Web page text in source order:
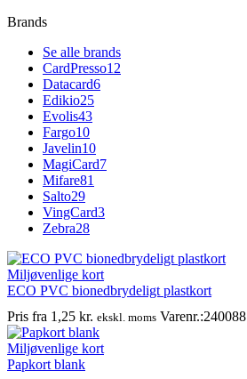
Brands
Se alle brands
CardPresso12
Datacard6
Edikio25
Evolis43
Fargo10
Javelin10
MagiCard7
Mifare81
Salto29
VingCard3
Zebra28
Miljøvenlige kort
ECO PVC bionedbrydeligt plastkort
Pris fra 1,25 kr. ekskl. moms Varenr.:240088
Miljøvenlige kort
Papkort blank